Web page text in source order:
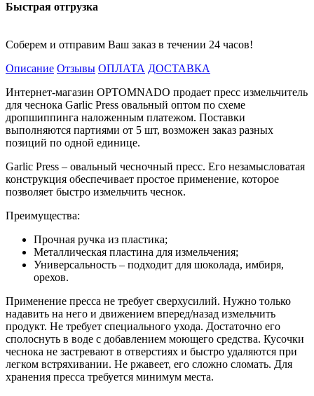
Быстрая отгрузка
Соберем и отправим Ваш заказ в течении 24 часов!
Описание Отзывы ОПЛАТА ДОСТАВКА
Интернет-магазин OPTOMNADO продает пресс измельчитель
для чеснока Garlic Press овальный оптом по схеме
дропшиппинга наложенным платежом. Поставки
выполняются партиями от 5 шт, возможен заказ разных
позиций по одной единице.
Garlic Press – овальный чесночный пресс. Его незамысловатая
конструкция обеспечивает простое применение, которое
позволяет быстро измельчить чеснок.
Преимущества:
Прочная ручка из пластика;
Металлическая пластина для измельчения;
Универсальность – подходит для шоколада, имбиря,
орехов.
Применение пресса не требует сверхусилий. Нужно только
надавить на него и движением вперед/назад измельчить
продукт. Не требует специального ухода. Достаточно его
сполоснуть в воде с добавлением моющего средства. Кусочки
чеснока не застревают в отверстиях и быстро удаляются при
легком встряхивании. Не ржавеет, его сложно сломать. Для
хранения пресса требуется минимум места.